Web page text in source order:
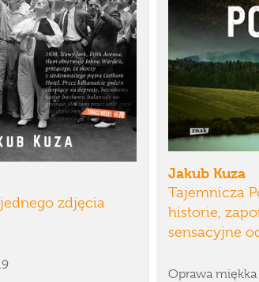
Jakub Kuza
Tajemnicza
historie,
sensacyjne
Oprawa miękka
zdjęcia